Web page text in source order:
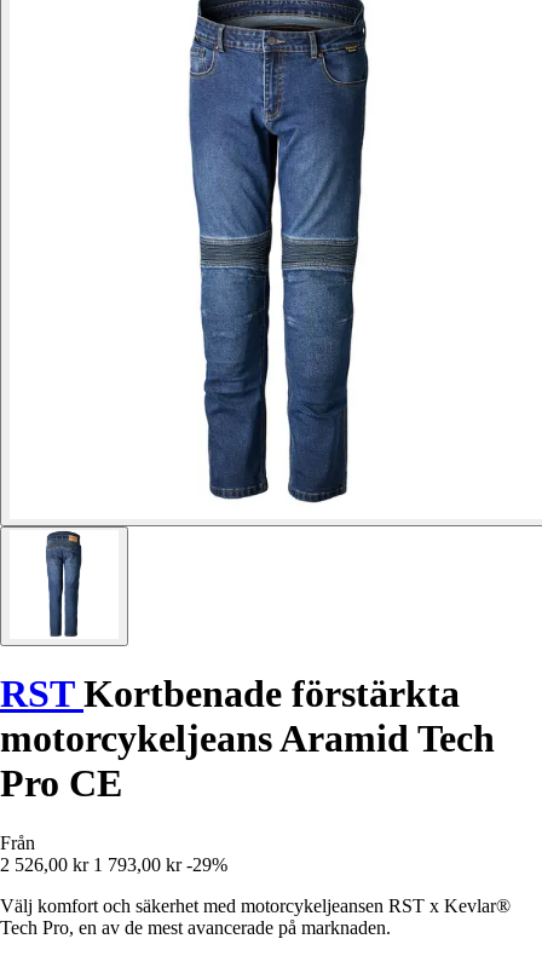
RSTKortbenade förstärkta
motorcykeljeans Aramid Tech
Pro CE
Från
2 526,00 kr 1 793,00 kr -29%
Välj komfort och säkerhet med motorcykeljeansen RST x Kevlar®
Tech Pro, en av de mest avancerade på marknaden.